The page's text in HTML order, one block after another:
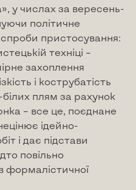
у числах за вересень-
політичне
пристосування:
техніці –
захоплення
і кострубатість
плям за рахунок
– все це, поєднане
ідейно-
і дає підстави
повільно
формалістичної